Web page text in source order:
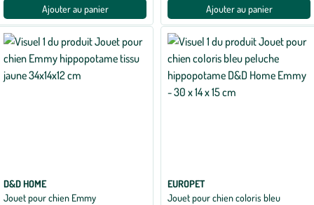
Ajouter au panier
Ajouter au panier
D&D HOME
Jouet pour chien Emmy
EUROPET
Jouet pour chien coloris bleu